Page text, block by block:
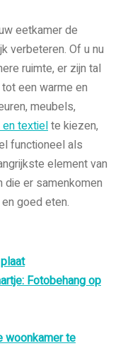
eetkamer de
verbeteren. Of u nu
ruimte, er zijn tal
een warme en
meubels,
textielte kiezen,
functioneel als
element van
er samenkomen
goed eten.
Fotobehang op
woonkamer te